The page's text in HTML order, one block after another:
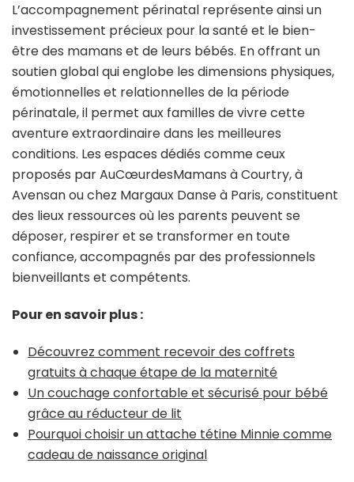
L’accompagnement périnatal représente ainsi un
investissement précieux pour la santé et le bien-
être des mamans et de leurs bébés. En offrant un
soutien global qui englobe les dimensions physiques,
émotionnelles et relationnelles de la période
périnatale, il permet aux familles de vivre cette
aventure extraordinaire dans les meilleures
conditions. Les espaces dédiés comme ceux
proposés par AuCœurdesMamans à Courtry, à
Avensan ou chez Margaux Danse à Paris, constituent
des lieux ressources où les parents peuvent se
déposer, respirer et se transformer en toute
confiance, accompagnés par des professionnels
bienveillants et compétents.
Pour en savoir plus :
Découvrez comment recevoir des coffrets
gratuits à chaque étape de la maternité
Un couchage confortable et sécurisé pour bébé
grâce au réducteur de lit
Pourquoi choisir un attache tétine Minnie comme
cadeau de naissance original